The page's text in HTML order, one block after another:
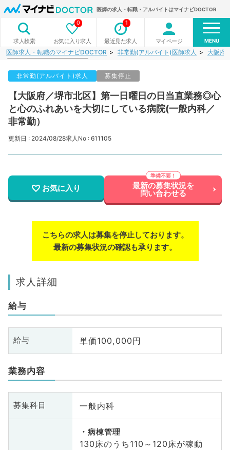
医師の求人・転職・アルバイトはマイナビDOCTOR
求人検索 お気に入り求人
0
最近見た求人
1
マイページ MENU
医師求人・転職のマイナビDOCTOR 非常勤(アルバイト)医師求人 大阪府
非常勤(アルバイト)求人 募集停止
【大阪府／堺市北区】第一日曜日の日当直業務◎心
と心のふれあいを大切にしている病院(一般内科／
非常勤）
更新日 : 2024/08/28求人No : 611105
お気に入り 最新の募集状況を
問い合わせる
こちらの求人は募集を停止しております。
最新の募集状況の確認も承ります。
求人詳細
給与
給与 単価100,000円
業務内容
募集科目 一般内科
病棟管理
130床のうち110～120床が稼動